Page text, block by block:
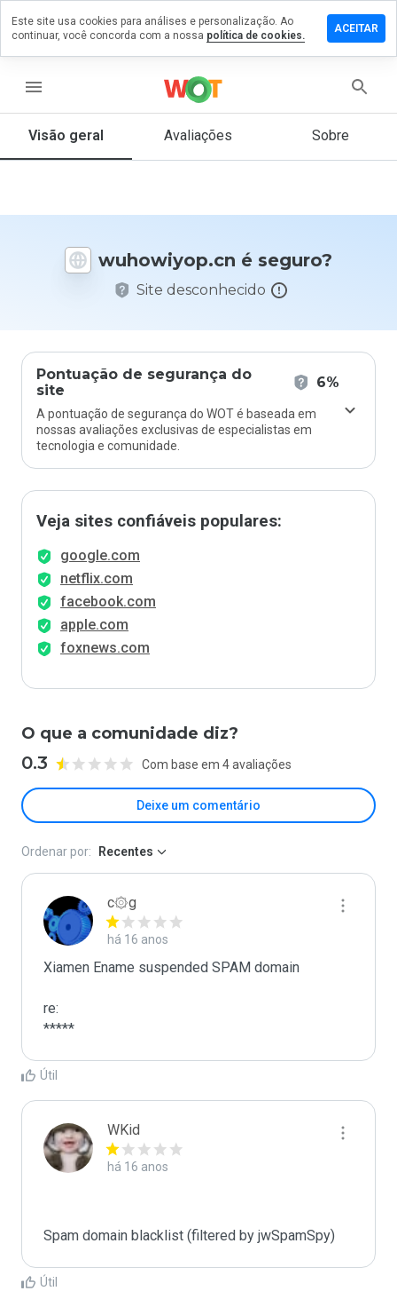
menu
Visão geral Avaliações Sobre
wuhowiyop.cn é seguro?
Site desconhecido
Pontuação de segurança do
site
6%
A pontuação de segurança do WOT é baseada em
nossas avaliações exclusivas de especialistas em
tecnologia e comunidade.
Veja sites confiáveis populares:
google.com
netflix.com
facebook.com
apple.com
foxnews.com
O que a comunidade diz?
0.3 Com base em 4 avaliações
Deixe um comentário
um
que
Ordenar por: Recentes
c۞g
há 16 anos
Xiamen Ename suspended SPAM domain
re:
*****
Útil
WKid
há 16 anos
Spam domain blacklist (filtered by jwSpamSpy)
Útil
Este site usa cookies para análises e personalização. Ao
continuar, você concorda com a nossa política de cookies.
ACEITAR